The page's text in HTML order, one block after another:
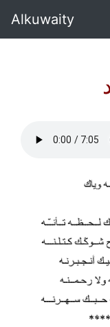
Alkuwaity